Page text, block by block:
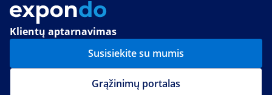
Klientų aptarnavimas
Susisiekite su mumis
Grąžinimų portalas